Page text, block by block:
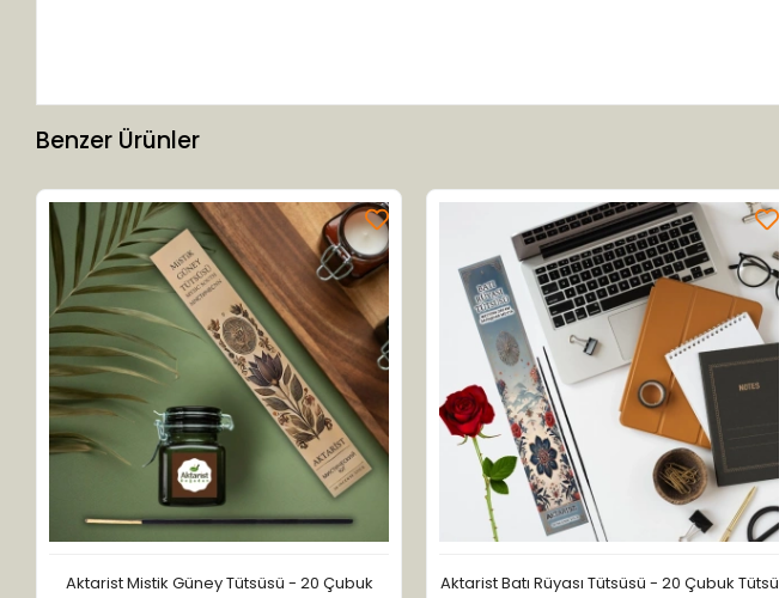
Benzer Ürünler
Aktarist Mistik Güney Tütsüsü - 20 Çubuk
Aktarist Batı Rüyası Tütsüsü - 20 Çubuk Tütsü